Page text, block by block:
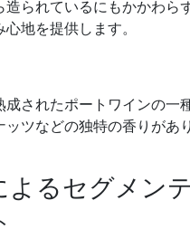
られているにもかかわら
地を提供します。
されたポートワインの一
ツなどの独特の香りがあ
るセグメン